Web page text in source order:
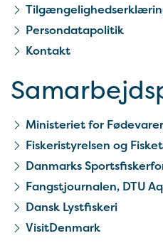
Persondatapolitik
Kontakt
Ministeriet for
Fiskeristyrelsen og
Danmarks
Fangstjournalen, DTU
Dansk Lystfiskeri
VisitDenmark